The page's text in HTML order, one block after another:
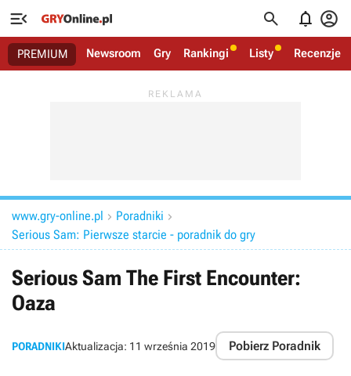
   
PREMIUM Newsroom Gry Rankingi Listy Recenzje
www.gry-online.pl  Poradniki 
Serious Sam: Pierwsze starcie - poradnik do gry
Serious Sam The First Encounter:
Oaza
PORADNIKIAktualizacja: 11 września 2019 Pobierz Poradnik